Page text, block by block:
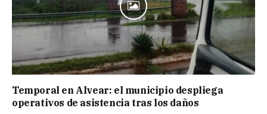
Temporal en Alvear: el municipio despliega
operativos de asistencia tras los daños